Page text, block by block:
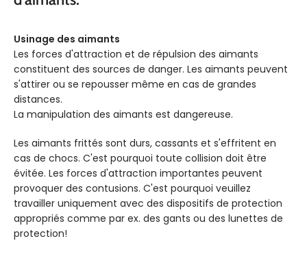
ARMATURE
COULEUR Noir
FORCE KG
TEMPÉRATURE 60° C
TEMPÉRATURE
EXTRAS
Usinage des aimants
Les forces d'attraction et de répulsion des aimants
constituent des sources de danger. Les aimants peuvent
s'attirer ou se repousser même en cas de grandes
distances.
La manipulation des aimants est dangereuse.
Les aimants frittés sont durs, cassants et s'effritent en
cas de chocs. C'est pourquoi toute collision doit être
évitée. Les forces d'attraction importantes peuvent
provoquer des contusions. C'est pourquoi veuillez
travailler uniquement avec des dispositifs de protection
appropriés comme par ex. des gants ou des lunettes de
protection!